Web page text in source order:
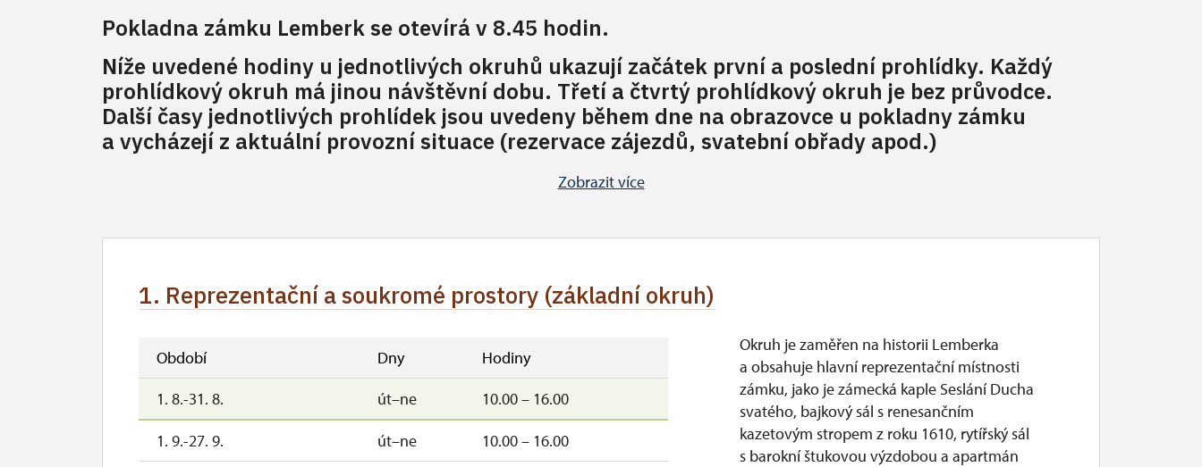
Pokladna zámku Lemberk se otevírá v 8.45 hodin.
Níže uvedené hodiny u jednotlivých okruhů ukazují začátek první a poslední prohlídky. Každý
prohlídkový okruh má jinou návštěvní dobu. Třetí a čtvrtý prohlídkový okruh je bez průvodce.
Další časy jednotlivých prohlídek jsou uvedeny během dne na obrazovce u pokladny zámku
a vycházejí z aktuální provozní situace (rezervace zájezdů, svatební obřady apod.)
Zobrazit více
1. Reprezentační a soukromé prostory (základní okruh)
Období Dny
Hodiny
1. 8.-31. 8.
út–ne 10.00 – 16.00
1. 9.-27. 9. út–ne
10.00 – 16.00
Okruh je zaměřen na historii Lemberka
a obsahuje hlavní reprezentační místnosti
zámku, jako je zámecká kaple Seslání Ducha
svatého, bajkový sál s renesančním
kazetovým stropem z roku 1610, rytířský sál
s barokní štukovou výzdobou a apartmán